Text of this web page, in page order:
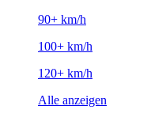
90+ km/h
100+ km/h
120+ km/h
Alle anzeigen